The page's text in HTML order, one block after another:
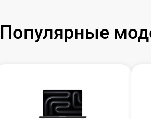
Популярные